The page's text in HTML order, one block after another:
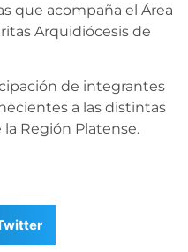
que acompaña el Área
Arquidiócesis de
de integrantes
a las distintas
Región Platense.